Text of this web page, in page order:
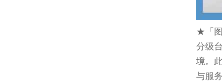
★「图
分级
境。
与服